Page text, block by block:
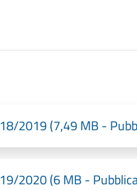
2019 (7,49 MB -
2020 (6 MB -